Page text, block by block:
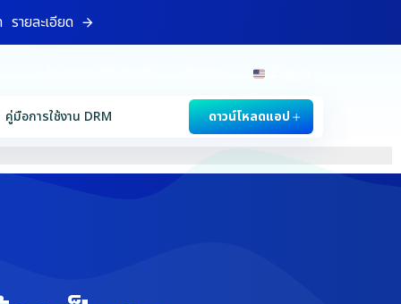
รายละเอียด
คู่มือการใช้งาน DRM ดาวน์โหลดแอป